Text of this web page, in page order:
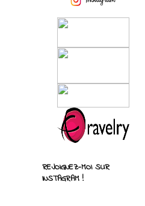
REJOIGNEZ-MOI SUR
INSTAGRAM !